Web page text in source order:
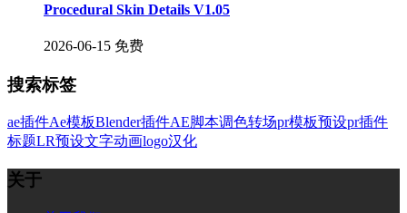
Procedural Skin Details V1.05
2026-06-15 免费
搜索标签
ae插件Ae模板Blender插件AE脚本调色转场pr模板预设pr插件
标题LR预设文字动画logo汉化
关于